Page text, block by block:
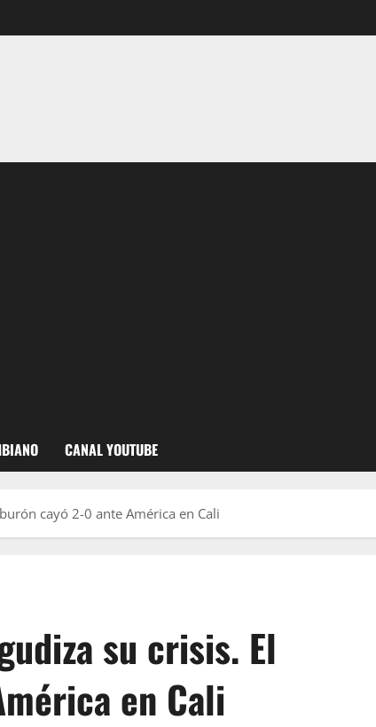
CANAL YOUTUBE
cayó 2-0 ante América en Cali
su crisis. El
en Cali